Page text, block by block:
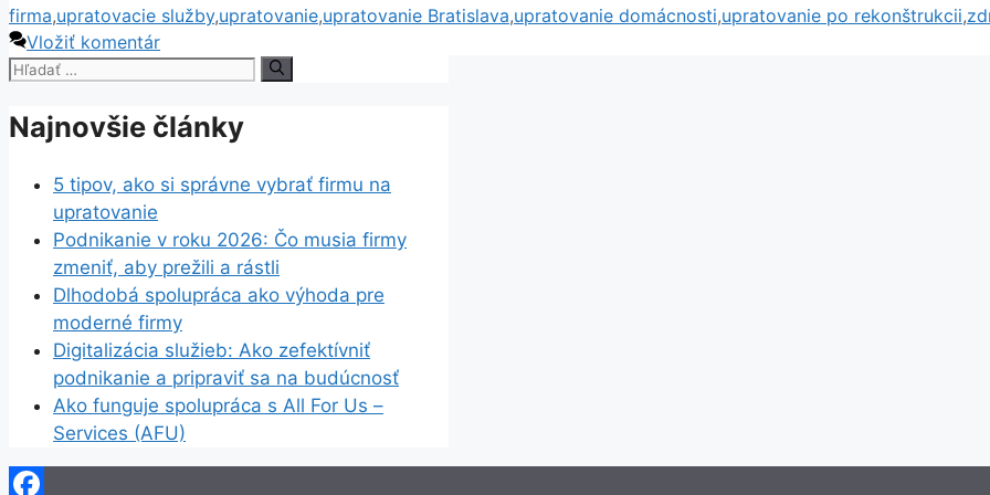
firma,upratovacie služby,upratovanie,upratovanie Bratislava,upratovanie domácnosti,upratovanie po rekonštrukcii,
Vložiť komentár
Hľadať:
Najnovšie články
5 tipov, ako si správne vybrať firmu na
upratovanie
Podnikanie v roku 2026: Čo musia firmy
zmeniť, aby prežili a rástli
Dlhodobá spolupráca ako výhoda pre
moderné firmy
Digitalizácia služieb: Ako zefektívniť
podnikanie a pripraviť sa na budúcnosť
Ako funguje spolupráca s All For Us –
Services (AFU)